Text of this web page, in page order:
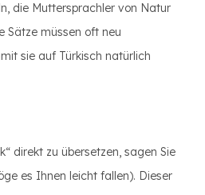
die Muttersprachler von Natur
Sätze müssen oft neu
sie auf Türkisch natürlich
direkt zu übersetzen, sagen Sie
es Ihnen leicht fallen). Dieser